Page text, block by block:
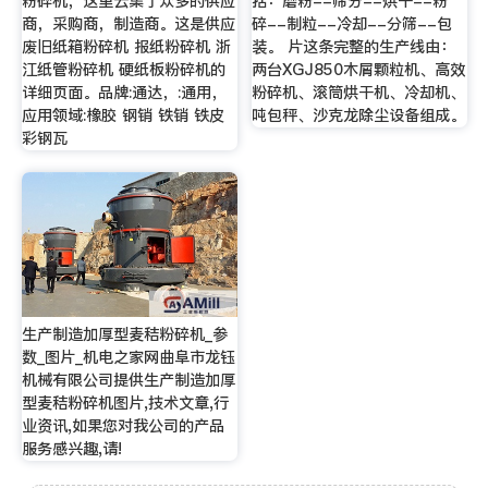
商，采购商，制造商。这是供应
废旧纸箱粉碎机 报纸粉碎机 浙
江纸管粉碎机 硬纸板粉碎机的
详细页面。品牌:通达，:通用，
应用领域:橡胶 钢销 铁销 铁皮
彩钢瓦
碎--制粒--冷却--分筛--包
装。 片这条完整的生产线由：
两台XGJ850木屑颗粒机、高效
粉碎机、滚筒烘干机、冷却机、
吨包秤、沙克龙除尘设备组成。
生产制造加厚型麦秸粉碎机_参
数_图片_机电之家网曲阜市龙钰
机械有限公司提供生产制造加厚
型麦秸粉碎机图片,技术文章,行
业资讯,如果您对我公司的产品
服务感兴趣,请!